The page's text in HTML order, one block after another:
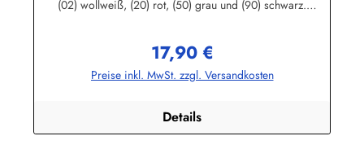
(02) wollweiß, (20) rot, (50) grau und (90) schwarz.
bekleidung.de
Regulärer Preis:
17,90 €
Preise inkl. MwSt. zzgl. Versandkosten
Details